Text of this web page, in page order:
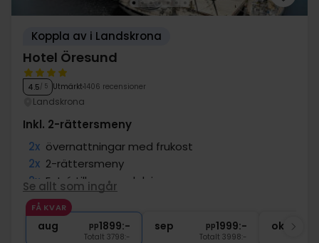
Koppla av i Landskrona
Hotel Öresund
4.5/ 5 Utmärkt 1406 recensioner
Landskrona
Inkl. 2-rättersmeny
2x övernattningar med frukost
2x 2-rättersmeny
2x Entré till spa-avdelning
2x Tillgång till gym
2x Gratis internet
Se allt som ingår
FÅ KVAR
aug pp1899:-
Totalt 3798:-
sep pp1999:-
Totalt 3998:-
okt